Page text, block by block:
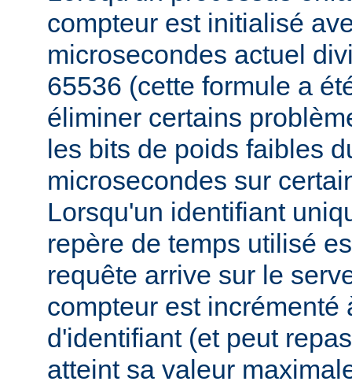
compteur est initialisé
microsecondes actuel
65536 (cette formule a
éliminer certains
les bits de poids faibles
microsecondes sur
Lorsqu'un identifiant
repère de temps utilisé
requête arrive sur le
compteur est incrémenté
d'identifiant (et peut
atteint sa valeur